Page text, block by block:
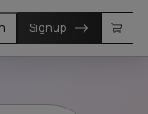
Signup